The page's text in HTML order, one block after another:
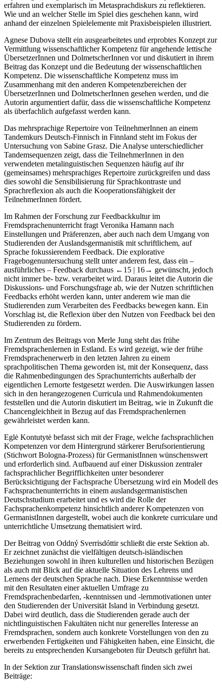
Etymologisierungen und sogar Mechanismen des Sprachwandels zu
erfahren und exemplarisch im Metasprachdiskurs zu reflektieren.
Wie und an welcher Stelle im Spiel dies geschehen kann, wird
Agnese Dubovastellt ein ausgearbeitetes und erprobtes Konzept zur
Vermittlung wissenschaftlicher Kompetenz für angehende lettische
ÜbersetzerInnen und DolmetscherInnen vor und diskutiert in ihrem
Beitrag das Konzept und die Bedeutung der wissenschaftlichen
Kompetenz. Die wissenschaftliche Kompetenz muss im
Zusammenhang mit den anderen Kompetenzbereichen der
ÜbersetzerInnen und DolmetscherInnen gesehen werden, und die
Autorin argumentiert dafür, dass die wissenschaftliche Kompetenz
Das mehrsprachige Repertoire von TeilnehmerInnen an einem
Tandemkurs Deutsch-Finnisch in Finnland steht im Fokus der
Untersuchung von Sabine Grasz. Die Analyse unterschiedlicher
Tandemsequenzen zeigt, dass die TeilnehmerInnen in den
verwendeten metalinguistischen Sequenzen häufig auf ihr
(gemeinsames) mehrsprachiges Repertoire zurückgreifen und dass
dies sowohl die Sensibilisierung für Sprachkontraste und
Sprachreflexion als auch die Kooperationsfähigkeit der
Im Rahmen der Forschung zur Feedbackkultur im
Fremdsprachenunterricht fragtVeronika Hamannnach
Einstellungen und Präferenzen, aber auch nach dem Umgang von
Studierenden der Auslandsgermanistik mit schriftlichem, auf
Sprache fokussierendem Feedback. Die explorative
Fragebogenuntersuchung stellt unter anderem fest, dass ein –
ausführliches – Feedback durchaus←15 |16→ gewünscht, jedoch
nicht immer be- bzw. verarbeitet wird. Daraus leitet die Autorin die
Diskussions- und Forschungsfrage ab, wie der Nutzen schriftlichen
Feedbacks erhöht werden kann, unter anderem wie man die
Studierenden zum Verarbeiten des Feedbacks bewegen kann. Ein
Vorschlag ist, die Reflexion über den Nutzen von Feedback bei den
Im Zentrum des Beitrags vonMerle Jung steht das frühe
Fremdsprachenlernen in Estland. Es wird gezeigt, wie der frühe
Fremdsprachenerwerb in den letzten Jahren zu einem
sprachpolitischen Thema geworden ist, mit der Konsequenz, dass
die Rahmenbedingungen des Sprachunterrichts außerhalb der
eigentlichen Lernorte festgesetzt werden. Die Auswirkungen lassen
sich in den herangezogenen Curricula und Rahmendokumenten
feststellen und die Autorin diskutiert im Beitrag, wie in Zukunft die
Chancengleichheit in Bezug auf das Fremdsprachenlernen
Eglė Kontutytėbefasst sich mit der Frage, welche fachsprachlichen
Kompetenzen vor dem Hintergrund stärkerer Berufsorientierung
(Stichwort Bologna-Prozess) für GermanistInnen wünschenswert
und erforderlich sind. Aufbauend auf einer Diskussion zentraler
fachsprachlicher Begrifflichkeiten unter besonderer
Berücksichtigung der Fachsprache Übersetzung wird ein Modell des
Fachsprachenunterrichts in einem auslandsgermanistischen
Deutschstudium erarbeitet und es wird die Rolle der
Fachsprachenkompetenz hinsichtlich anderer Kompetenzen von
GermanistInnen dargestellt, wobei auch die konkrete curriculare und
Der Beitrag vonOddný Sverrisdóttir schließt die erste Sektion ab.
Er zeichnet zunächst die vielfältigen deutsch-isländischen
Beziehungen sowohl in ihren kulturellen und historischen Bezügen
als auch mit Blick auf die aktuelle Situation des Lehrens und
Lernens der deutschen Sprache nach. Diese Erkenntnisse werden
mit den Resultaten einer aktuellen Umfrage zu
Fremdsprachenbedarfen, -kenntnissen und -lernmotivationen unter
den Studierenden der Universität Island in Verbindung gesetzt.
Dabei wird deutlich, dass die Studierenden gerade auch der
nichtlinguistischen Fakultäten nicht nur generelles Interesse an
Fremdsprachen, sondern auch konkrete Vorstellungen von den zu
erwerbenden Fertigkeiten und Fähigkeiten haben, eine Einsicht, die
In der Sektion zur